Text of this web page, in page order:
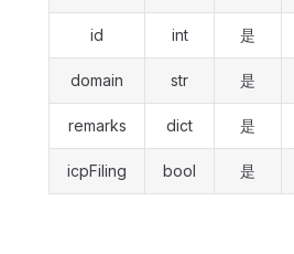
id int 是
domain str 是
remarks dict 是
icpFiling bool 是